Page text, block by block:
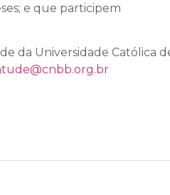
e que participem
da Universidade Católica